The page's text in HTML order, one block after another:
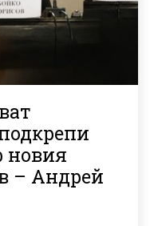
новия
– Андрей